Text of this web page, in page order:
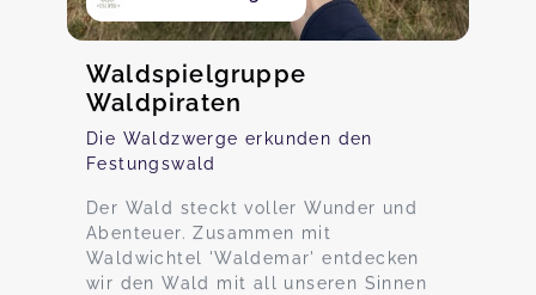
Waldspielgruppe
Waldpiraten
Die Waldzwerge erkunden den
Festungswald
Der Wald steckt voller Wunder und
Abenteuer. Zusammen mit
Waldwichtel 'Waldemar' entdecken
wir den Wald mit all unseren Sinnen